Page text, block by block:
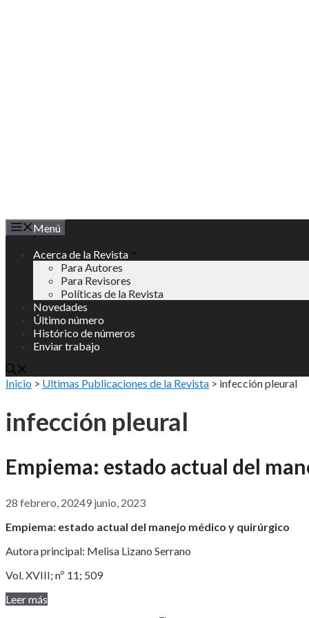
Menú
Acerca de la Revista
Para Autores
Para Revisores
Políticas de la Revista
Novedades
Último número
Histórico de números
Enviar trabajo
Inicio > Ultimas Publicaciones de la Revista > infección pleural
infección pleural
Empiema: estado actual del
28 febrero, 20249 junio, 2023
Empiema: estado actual del manejo médico y quirúrgico
Autora principal: Melisa Lizano Serrano
Vol. XVIII; nº 11; 509
Leer más